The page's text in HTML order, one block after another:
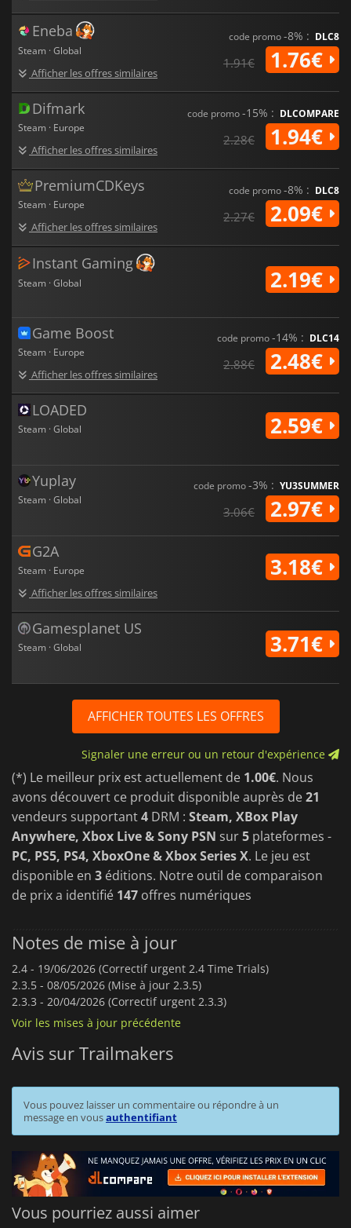
Eneba
Steam · Global
Afficher les offres similaires
code promo-8% : DLC8
1.91€ 1.76€
Difmark
Steam · Europe
Afficher les offres similaires
code promo-15% : DLCOMPARE
2.28€ 1.94€
PremiumCDKeys
Steam · Europe
Afficher les offres similaires
code promo-8% : DLC8
2.27€ 2.09€
Instant Gaming
Steam · Global 2.19€
Game Boost
Steam · Europe
Afficher les offres similaires
code promo-14% : DLC14
2.88€ 2.48€
LOADED
Steam · Global 2.59€
Yuplay
Steam · Global
code promo-3% : YU3SUMMER
3.06€ 2.97€
G2A
Steam · Europe
Afficher les offres similaires
3.18€
Gamesplanet US
Steam · Global 3.71€
AFFICHER TOUTES LES OFFRES
Signaler une erreur ou un retour d'expérience
(*) Le meilleur prix est actuellement de 1.00€. Nous
avons découvert ce produit disponible auprès de21
vendeurs supportant4 DRM : Steam, XBox Play
Anywhere, Xbox Live & Sony PSN sur5 plateformes -
PC, PS5, PS4, XboxOne & Xbox Series X. Le jeu est
disponible en 3 éditions. Notre outil de comparaison
de prix a identifié 147 offres numériques
Notes de mise à jour
2.4 - 19/06/2026 (Correctif urgent 2.4 Time Trials)
2.3.5 - 08/05/2026 (Mise à jour 2.3.5)
2.3.3 - 20/04/2026 (Correctif urgent 2.3.3)
Voir les mises à jour précédente
Avis sur Trailmakers
Vous pouvez laisser un commentaire ou répondre à un
message en vousauthentifiant
Vous pourriez aussi aimer